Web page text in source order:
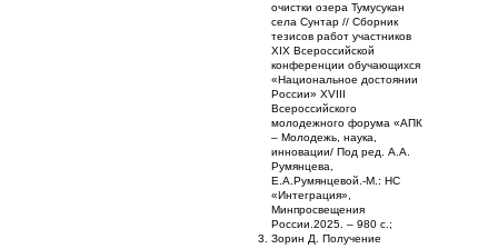
очистки озера Тумусукан
села Сунтар // Сборник
тезисов работ участников
XIX Всероссийской
конференции обучающихся
«Национальное достоянии
России» XVIII
Всероссийского
молодежного форума «АПК
– Молодежь, наука,
инновации/ Под ред. А.А.
Румянцева,
Е.А.Румянцевой.-М.: НС
«Интеграция»,
Минпросвещения
России.2025. – 980 с.;
Зорин Д. Получение